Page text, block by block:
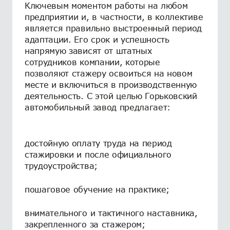
Ключевым моментом работы на любом
предприятии и, в частности, в коллективе
является правильно выстроенный период
адаптации. Его срок и успешность
напрямую зависят от штатных
сотрудников компании, которые
позволяют стажеру освоиться на новом
месте и включиться в производственную
деятельность. С этой целью Горьковский
автомобильный завод предлагает:
достойную оплату труда на период
стажировки и после официального
трудоустройства;
пошаговое обучение на практике;
внимательного и тактичного наставника,
закрепленного за стажером;